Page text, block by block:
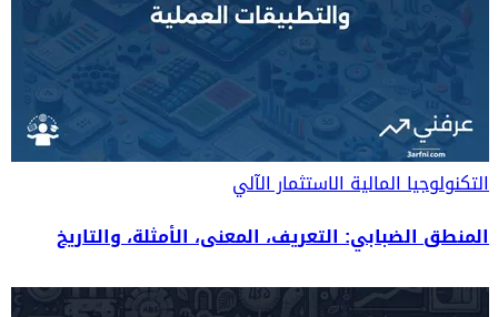
التكنولوجيا الماليةالاستثمار الآلي
المنطق الضبابي: التعريف، المعنى، الأمثلة، والتاريخ